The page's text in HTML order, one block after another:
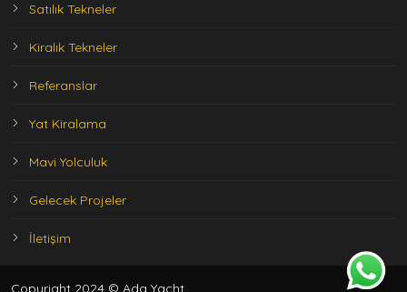
Satılık Tekneler
Kiralık Tekneler
Referanslar
Yat Kiralama
Mavi Yolculuk
Gelecek Projeler
İletişim
Copyright 2024 © Ada Yacht